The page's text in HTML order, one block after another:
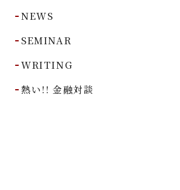
NEWS
SEMINAR
WRITING
熱い!! 金融対談